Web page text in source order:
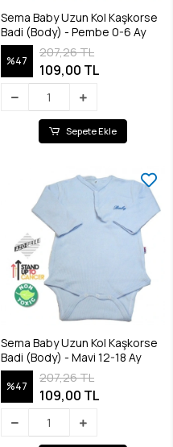
Sema Baby Uzun Kol Kaşkorse
Badi (Body) - Pembe 0-6 Ay
%47
207,26 TL
109,00 TL
Sepete Ekle
Sema Baby Uzun Kol Kaşkorse
Badi (Body) - Mavi 12-18 Ay
%47
207,26 TL
109,00 TL